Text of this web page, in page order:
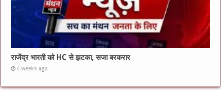
राजेंद्र भारती को HC से झटका, सजा बरकरार
4 weeks ago